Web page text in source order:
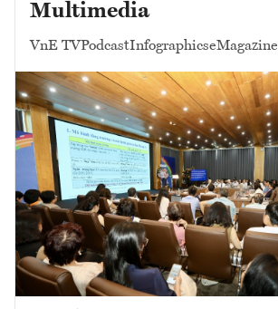
Multimedia
VnE TVPodcastInfographicseMagazine